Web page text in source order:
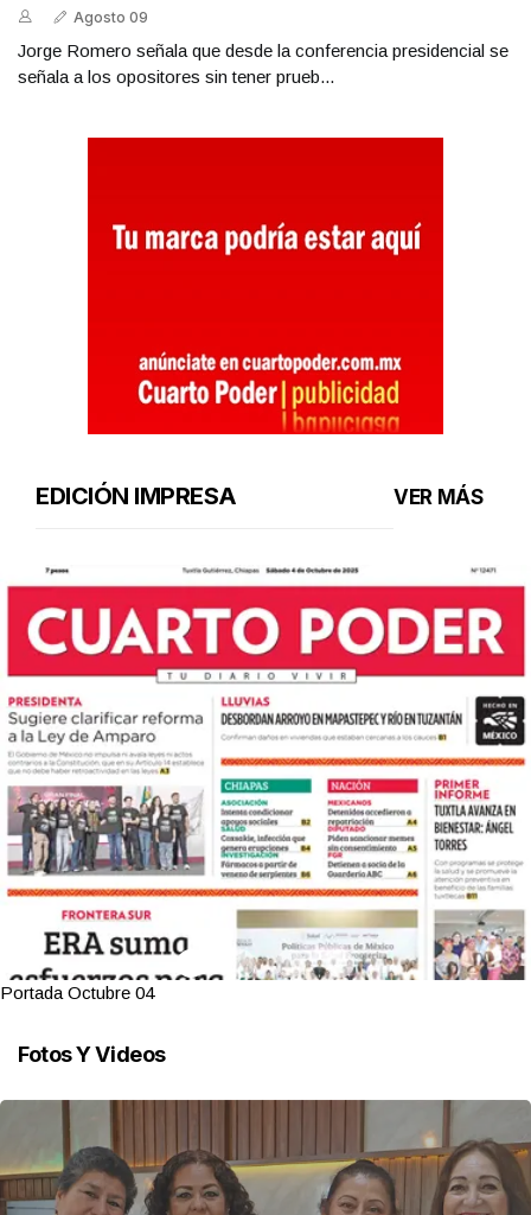
Agosto 09
Jorge Romero señala que desde la conferencia presidencial se
señala a los opositores sin tener prueb...
EDICIÓN IMPRESA VER MÁS
Portada Octubre 04
Fotos Y Videos